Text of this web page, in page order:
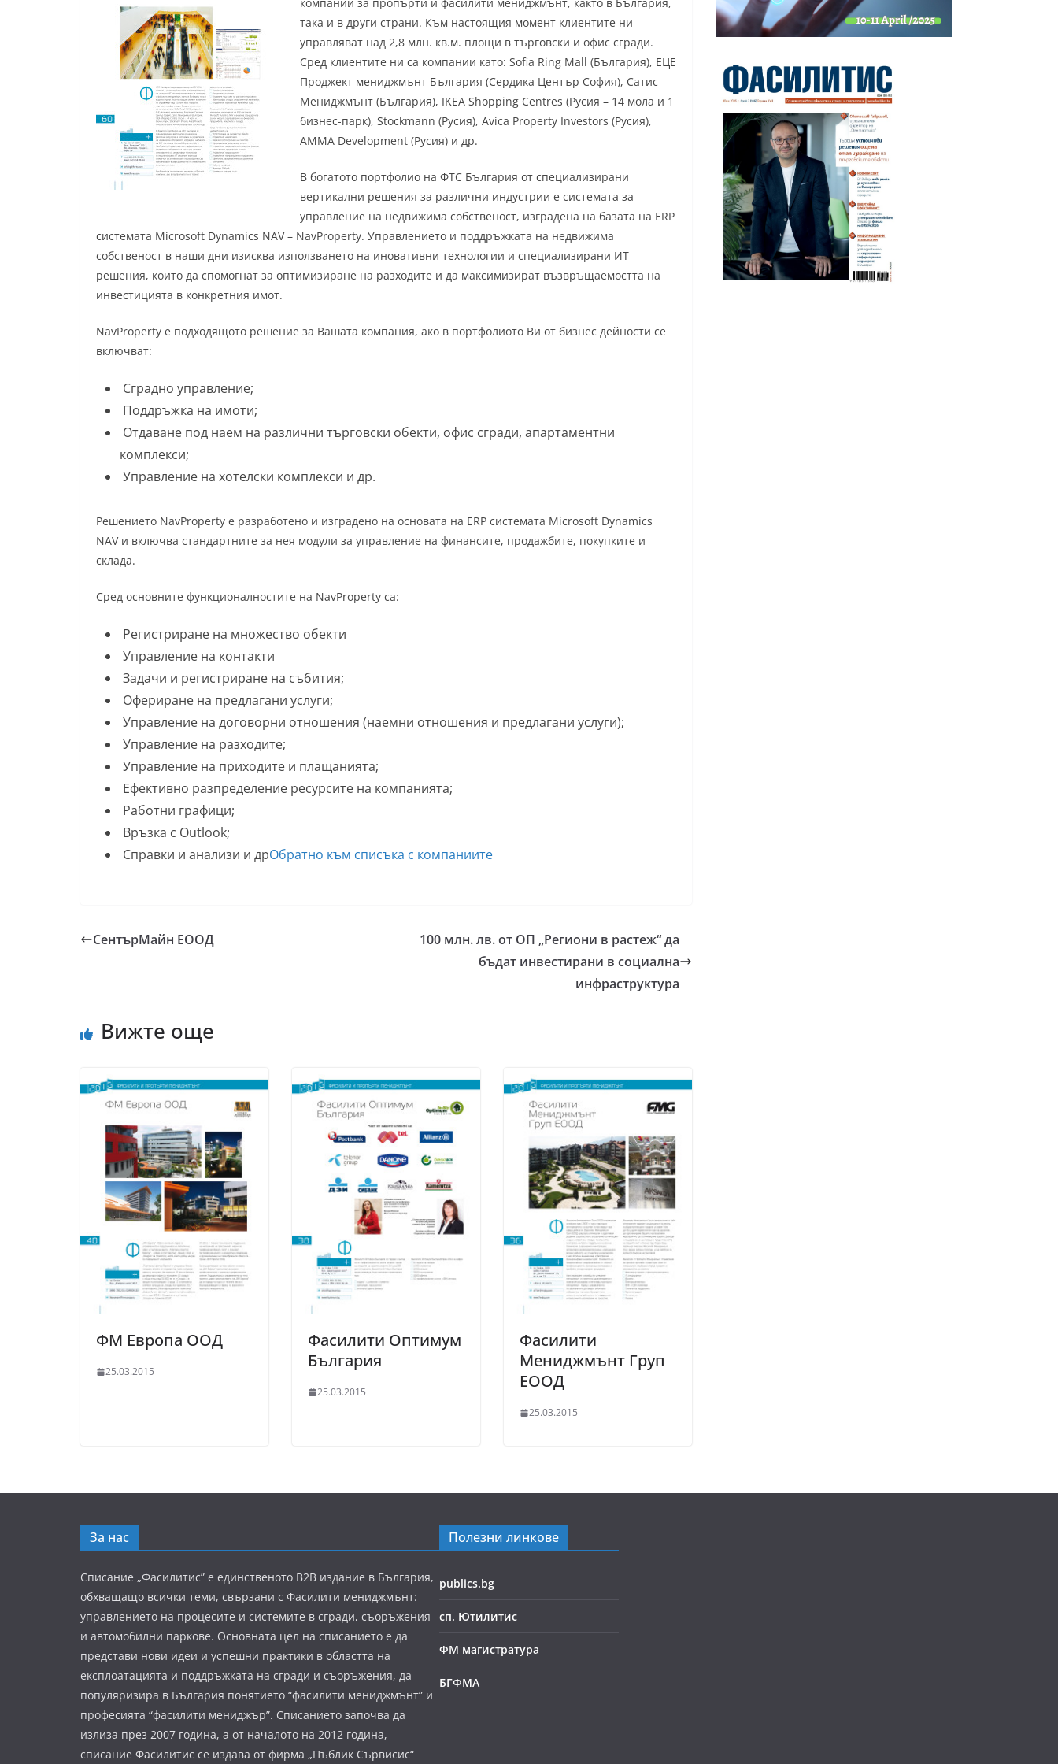
така и в други страни. Към настоящия момент клиентите ни
управляват над 2,8 млн. кв.м. площи в търговски и офис сгради.
Сред клиентите ни са компании като: Sofia Ring Mall (България), ЕЦЕ
Проджект мениджмънт България (Сердика Център София), Сатис
Мениджмънт (България), IKEA Shopping Centres (Русия – 14 мола и 1
бизнес-парк), Stockmann (Русия), Аvica Property Investors (Русия),
АMMA Development (Русия) и др.
В богатото портфолио на ФТС България от специализирани
вертикални решения за различни индустрии е системата за
управление на недвижима собственост, изградена на базата на ERP
системата Microsoft Dynamics NAV – NavProperty. Управлението и поддръжката на недвижима
собственост в наши дни изисква използването на иновативни технологии и специализирани ИТ
решения, които да спомогнат за оптимизиране на разходите и да максимизират възвръщаемостта на
инвестицията в конкретния имот.
NavProperty е подходящото решение за Вашата компания, ако в портфолиото Ви от бизнес дейности се
включват:
Сградно управление;
Поддръжка на имоти;
Отдаване под наем на различни търговски обекти, офис сгради, апартаментни
комплекси;
Управление на хотелски комплекси и др.
Решението NavProperty е разработено и изградено на основата на ERP системата Microsoft Dynamics
NAV и включва стандартните за нея модули за управление на финансите, продажбите, покупките и
склада.
Сред основните функционалностите на NavProperty са:
Регистриране на множество обекти
Управление на контакти
Задачи и регистриране на събития;
Офериране на предлагани услуги;
Управление на договорни отношения (наемни отношения и предлагани услуги);
Управление на разходите;
Управление на приходите и плащанията;
Ефективно разпределение ресурсите на компанията;
Работни графици;
Връзка с Outlook;
Справки и анализи и дрОбратно към списъка с компаниите
СентърМайн ЕООД
100 млн. лв. от ОП „Региони в растеж“ да
бъдат инвестирани в социална
инфраструктура
Вижте още
ФМ Европа ООД
25.03.2015
Фасилити Оптимум
България
25.03.2015
Фасилити
Мениджмънт Груп
ЕOOД
25.03.2015
За нас
Списание „Фасилитис” е единственото B2B издание в България,
обхващащо всички теми, свързани с Фасилити мениджмънт:
управлението на процесите и системите в сгради, съоръжения
и автомобилни паркове. Основната цел на списанието е да
представи нови идеи и успешни практики в областта на
експлоатацията и поддръжката на сгради и съоръжения, да
популяризира в България понятието “фасилити мениджмънт” и
професията “фасилити мениджър”. Списанието започва да
излиза през 2007 година, а от началото на 2012 година,
списание Фасилитис се издава от фирма „Пъблик Сървисис“
Полезни линкове
publics.bg
сп. Ютилитис
ФМ магистратура
БГФМА